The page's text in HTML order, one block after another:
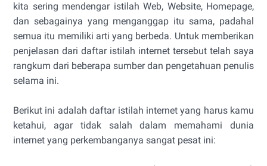
kita sering mendengar istilah Web, Website, Homepage,
dan sebagainya yang menganggap itu sama, padahal
semua itu memiliki arti yang berbeda. Untuk memberikan
penjelasan dari daftar istilah internet tersebut telah saya
rangkum dari beberapa sumber dan pengetahuan penulis
selama ini.
Berikut ini adalah daftar istilah internet yang harus kamu
ketahui, agar tidak salah dalam memahami dunia
internet yang perkembanganya sangat pesat ini: